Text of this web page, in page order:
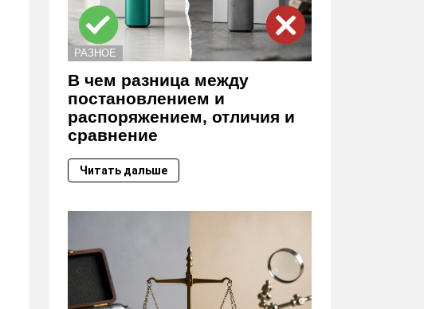
РАЗНОЕ
В чем разница между
постановлением и
распоряжением, отличия и
сравнение
Читать дальше